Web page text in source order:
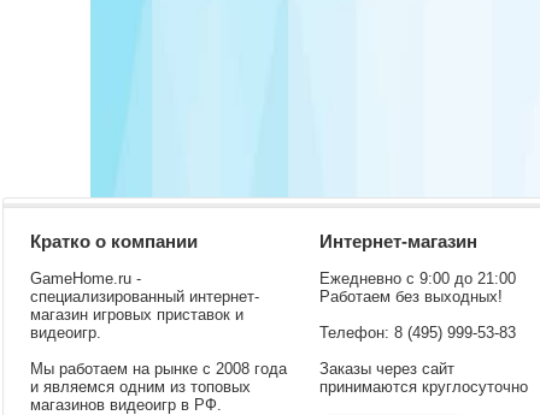
Кратко о компании
GameHome.ru -
специализированный интернет-
магазин игровых приставок и
видеоигр.
Мы работаем на рынке с 2008 года
и являемся одним из топовых
магазинов видеоигр в РФ.
Интернет-магазин
Ежедневно с 9:00 до 21:00
Работаем без выходных!
Телефон: 8 (495) 999-53-83
Заказы через сайт
принимаются круглосуточно